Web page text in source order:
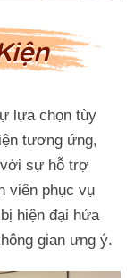
lựa chọn tùy
tương ứng,
với sự hỗ trợ
viên phục vụ
hiện đại hứa
gian ưng ý.